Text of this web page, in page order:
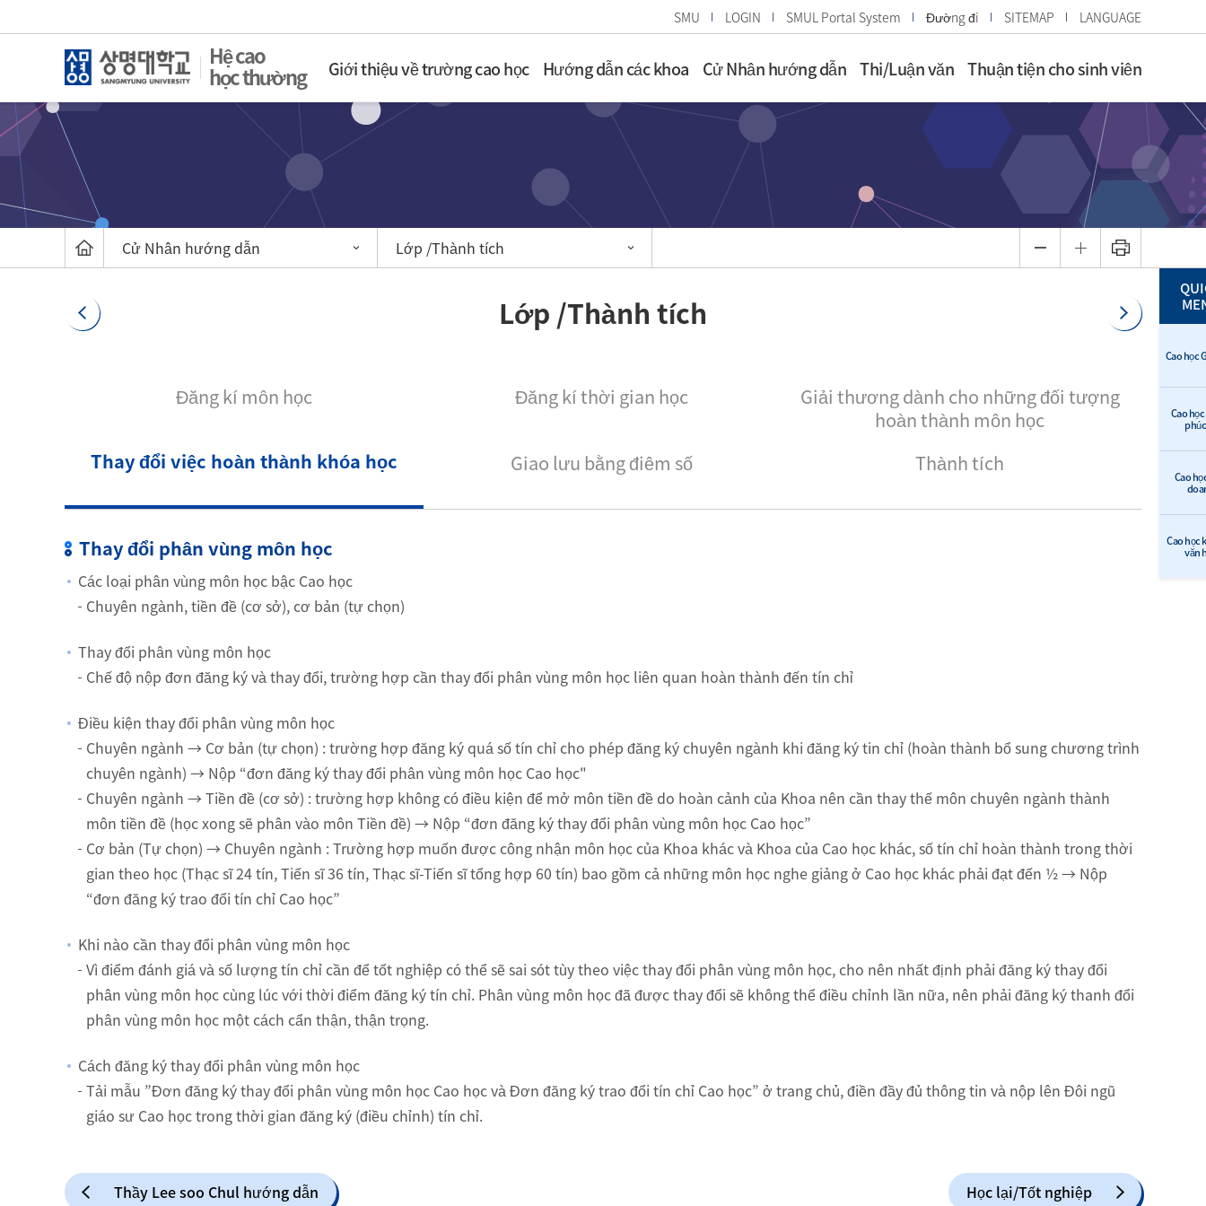
SMU LOGIN SMUL Portal System Đường đi SITEMAP LANGUAGE
Hệ cao
học thường Giới thiệu về trường cao học Hướng dẫn các khoa Cử Nhân hướng dẫn Thi/Luận văn Thuận tiện cho sinh viên
Cao học
Cao
Cao
Cao học
văn
Cử Nhân hướng dẫn Lớp /Thành tích
Lớp /Thành tích
Đăng kí môn học Đăng kí thời gian học
Giải thương dành cho những đối tượng
hoàn thành môn học
Thay đổi việc hoàn thành khóa học
Giao lưu bằng điêm số Thành tích
Thay đổi phân vùng môn học
Các loại phân vùng môn học bậc Cao học
Chuyên ngành, tiền đề (cơ sở), cơ bản (tự chọn)
Thay đổi phân vùng môn học
Chế độ nộp đơn đăng ký và thay đổi, trường hợp cần thay đổi phân vùng môn học liên quan hoàn thành đến tín chỉ
Điều kiện thay đổi phân vùng môn học
Chuyên ngành → Cơ bản (tự chọn) : trường hợp đăng ký quá số tín chỉ cho phép đăng ký chuyên ngành khi đăng ký tin chỉ (hoàn thành bổ sung chương trình
chuyên ngành) → Nộp “đơn đăng ký thay đổi phân vùng môn học Cao học"
Chuyên ngành → Tiền đề (cơ sở) : trường hợp không có điều kiện để mở môn tiền đề do hoàn cảnh của Khoa nên cần thay thế môn chuyên ngành thành
môn tiền đề (học xong sẽ phân vào môn Tiền đề) → Nộp “đơn đăng ký thay đổi phân vùng môn học Cao học”
Cơ bản (Tự chọn) → Chuyên ngành : Trường hợp muốn được công nhận môn học của Khoa khác và Khoa của Cao học khác, số tín chỉ hoàn thành trong thời
gian theo học (Thạc sĩ 24 tín, Tiến sĩ 36 tín, Thạc sĩ-Tiến sĩ tổng hợp 60 tín) bao gồm cả những môn học nghe giảng ở Cao học khác phải đạt đến ½ → Nộp
“đơn đăng ký trao đổi tín chỉ Cao học”
Khi nào cần thay đổi phân vùng môn học
Vì điểm đánh giá và số lượng tín chỉ cần để tốt nghiệp có thể sẽ sai sót tùy theo việc thay đổi phân vùng môn học, cho nên nhất định phải đăng ký thay đổi
phân vùng môn học cùng lúc với thời điểm đăng ký tín chỉ. Phân vùng môn học đã được thay đổi sẽ không thể điều chỉnh lần nữa, nên phải đăng ký thanh đổi
phân vùng môn học một cách cẩn thận, thận trọng.
Cách đăng ký thay đổi phân vùng môn học
Tải mẫu ”Đơn đăng ký thay đổi phân vùng môn học Cao học và Đơn đăng ký trao đổi tín chỉ Cao học” ở trang chủ, điền đầy đủ thông tin và nộp lên Đôi ngũ
giáo sư Cao học trong thời gian đăng ký (điều chỉnh) tín chỉ.
Thầy Lee soo Chul hướng dẫn Học lại/Tốt nghiệp